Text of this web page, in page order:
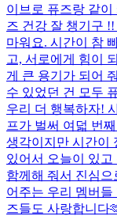
이브로 퓨즈랑 같
즈 건강 잘 챙기구
마워요. 시간이 참
고, 서로에게 힘이
게 큰 용기가 되어
수 있었던 건 모두
우리 더 행복하자!
프가 벌써 여덟 번
생각이지만 시간이
있어서 오늘이 있
함께해 줘서 진심
어주는 우리 멤버
즈들도 사랑합니다